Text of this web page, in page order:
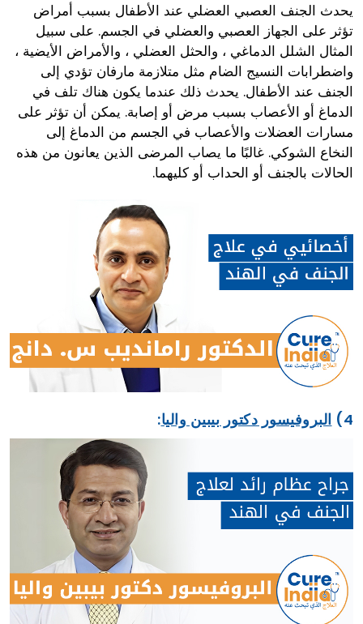
يحدث الجنف العصبي العضلي عند الأطفال بسبب أمراض
تؤثر على الجهاز العصبي والعضلي في الجسم. على سبيل
المثال الشلل الدماغي ، والحثل العضلي ، والأمراض الأيضية ،
واضطرابات النسيج الضام مثل متلازمة مارفان تؤدي إلى
الجنف عند الأطفال. يحدث ذلك عندما يكون هناك تلف في
الدماغ أو الأعصاب بسبب مرض أو إصابة. يمكن أن تؤثر على
مسارات العضلات والأعصاب في الجسم من الدماغ إلى
النخاع الشوكي. غالبًا ما يصاب المرضى الذين يعانون من هذه
الحالات بالجنف أو الحداب أو كليهما.
4) البروفيسور دكتور بيبين واليا: